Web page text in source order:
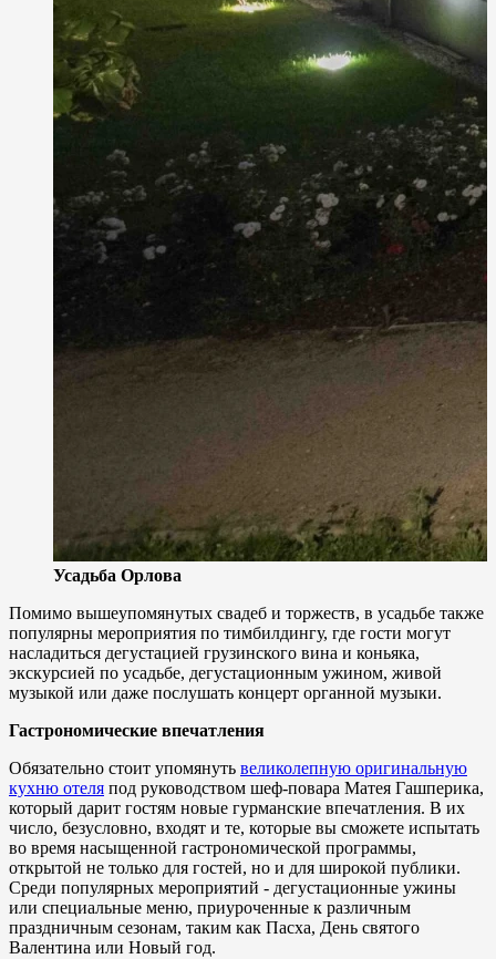
Усадьба Орлова
Помимо вышеупомянутых свадеб и торжеств, в усадьбе также
популярны мероприятия по тимбилдингу, где гости могут
насладиться дегустацией грузинского вина и коньяка,
экскурсией по усадьбе, дегустационным ужином, живой
музыкой или даже послушать концерт органной музыки.
Гастрономические впечатления
Обязательно стоит упомянуть великолепную оригинальную
кухню отеля под руководством шеф-повара Матея Гашперика,
который дарит гостям новые гурманские впечатления. В их
число, безусловно, входят и те, которые вы сможете испытать
во время насыщенной гастрономической программы,
открытой не только для гостей, но и для широкой публики.
Среди популярных мероприятий - дегустационные ужины
или специальные меню, приуроченные к различным
праздничным сезонам, таким как Пасха, День святого
Валентина или Новый год.